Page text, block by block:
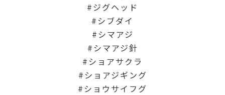
ジグヘッド
シブダイ
シマアジ
シマアジ針
ショアサクラ
ショアジギング
ショウサイフグ